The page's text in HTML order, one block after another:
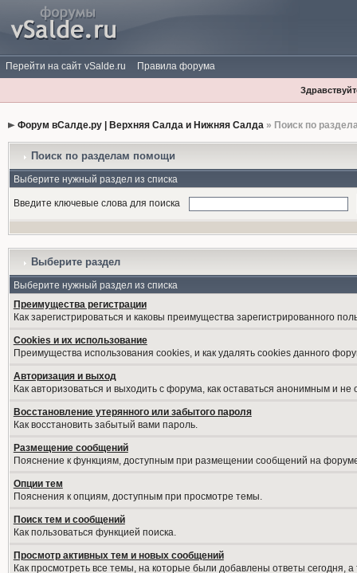
Перейти на сайт vSalde.ru Правила форума
Форум вСалде.ру | Верхняя Салда и Нижняя Салда» Поиск по
Поиск по разделам помощи
Выберите нужный раздел из списка
Введите ключевые слова для поиска
Выберите раздел
Выберите нужный раздел из списка
Преимущества регистрации
Как зарегистрироваться и каковы преимущества зарегистрированного
Cookies и их использование
Преимущества использования cookies, и как удалять cookies данного
Авторизация и выход
Как авторизоваться и выходить с форума, как оставаться анонимным и
Восстановление утерянного или забытого пароля
Как восстановить забытый вами пароль.
Размещение сообщений
Пояснение к функциям, доступным при размещении сообщений на
Опции тем
Пояснения к опциям, доступным при просмотре темы.
Поиск тем и сообщений
Как пользоваться функцией поиска.
Просмотр активных тем и новых сообщений
Как просмотреть все темы, на которые были добавлены ответы сегодня,